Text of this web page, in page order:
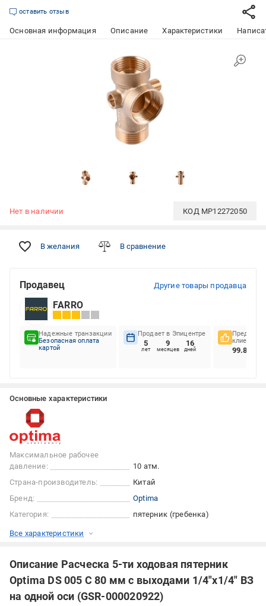
оставить отзыв
Основная информация Описание Характеристики
Нет в наличии КОД MP12272050
В желания В сравнение
Продавец Другие товары продавца
FARRO
Надежные транзакции
Безопасная оплата
картой
Продает в Эпицентре
5
лет
9
месяцев
16
дней
клиентов
99.86%
Основные характеристики
Максимальное рабочее
давление:
10 атм.
Страна-производитель:
Китай
Бренд:
Optima
Категория:
пятерник (гребенка)
Все характеристики
Описание Расческа 5-ти ходовая пятерник
Optima DS 005 C 80 мм с выходами 1/4"х1/4" ВЗ
на одной оси (GSR-000020922)